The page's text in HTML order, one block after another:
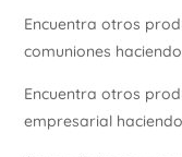
Encuentra otros
comuniones haciendo
Encuentra otros
empresarial haciendo